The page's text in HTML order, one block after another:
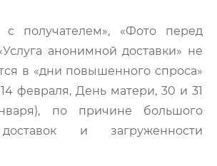
с получателем», «Фото перед
анонимной доставки» не
в «дни повышенного спроса»
февраля, День матери, 30 и 31
по причине большого
и загруженности